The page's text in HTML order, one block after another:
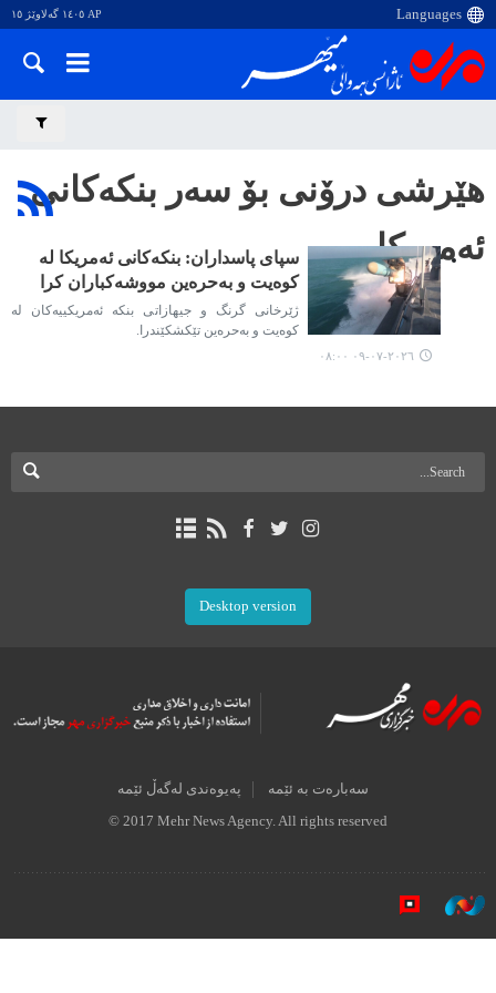
AP ١٤٠٥ گەلاوێژ ١٥
هێرشی درۆنی بۆ سەر بنکەکانی
ئەمریکا
سپای پاسداران: بنکەکانی ئەمریکا لە
کوەیت و بەحرەین مووشەکباران کرا
ژێرخانی گرنگ و جیهازاتی بنکە ئەمریکییەکان لە
کوەیت و بەحرەین تێکشکێندرا.
٢٠٢٦-٠٧-٠٩ ٠٨:٠٠
Desktop version
سەبارەت بە ئێمە پەیوەندی لەگەڵ ئێمە
© 2017 Mehr News Agency. All rights reserved